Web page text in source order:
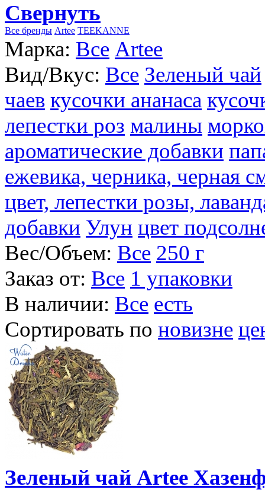
Свернуть
Все бренды Artee TEEKANNE
Марка: Все Artee
Вид/Вкус: Все Зеленый чай
чаев кусочки ананаса
лепестки роз малины
ароматические добавки
ежевика, черника, черная
цвет, лепестки розы,
добавки Улун цвет
Вес/Объем: Все 250 г
Заказ от: Все 1 упаковки
В наличии: Все есть
Сортировать по новизне
Зеленый чай Artee